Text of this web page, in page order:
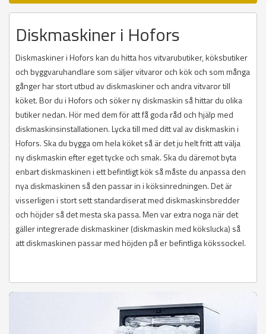
Diskmaskiner i Hofors
Diskmaskiner i Hofors kan du hitta hos vitvarubutiker, köksbutiker
och byggvaruhandlare som säljer vitvaror och kök och som många
gånger har stort utbud av diskmaskiner och andra vitvaror till
köket. Bor du i Hofors och söker ny diskmaskin så hittar du olika
butiker nedan. Hör med dem för att få goda råd och hjälp med
diskmaskinsinstallationen. Lycka till med ditt val av diskmaskin i
Hofors. Ska du bygga om hela köket så är det ju helt fritt att välja
ny diskmaskin efter eget tycke och smak. Ska du däremot byta
enbart diskmaskinen i ett befintligt kök så måste du anpassa den
nya diskmaskinen så den passar in i köksinredningen. Det är
visserligen i stort sett standardiserat med diskmaskinsbredder
och höjder så det mesta ska passa. Men var extra noga när det
gäller integrerade diskmaskiner (diskmaskin med kökslucka) så
att diskmaskinen passar med höjden på er befintliga kökssockel.